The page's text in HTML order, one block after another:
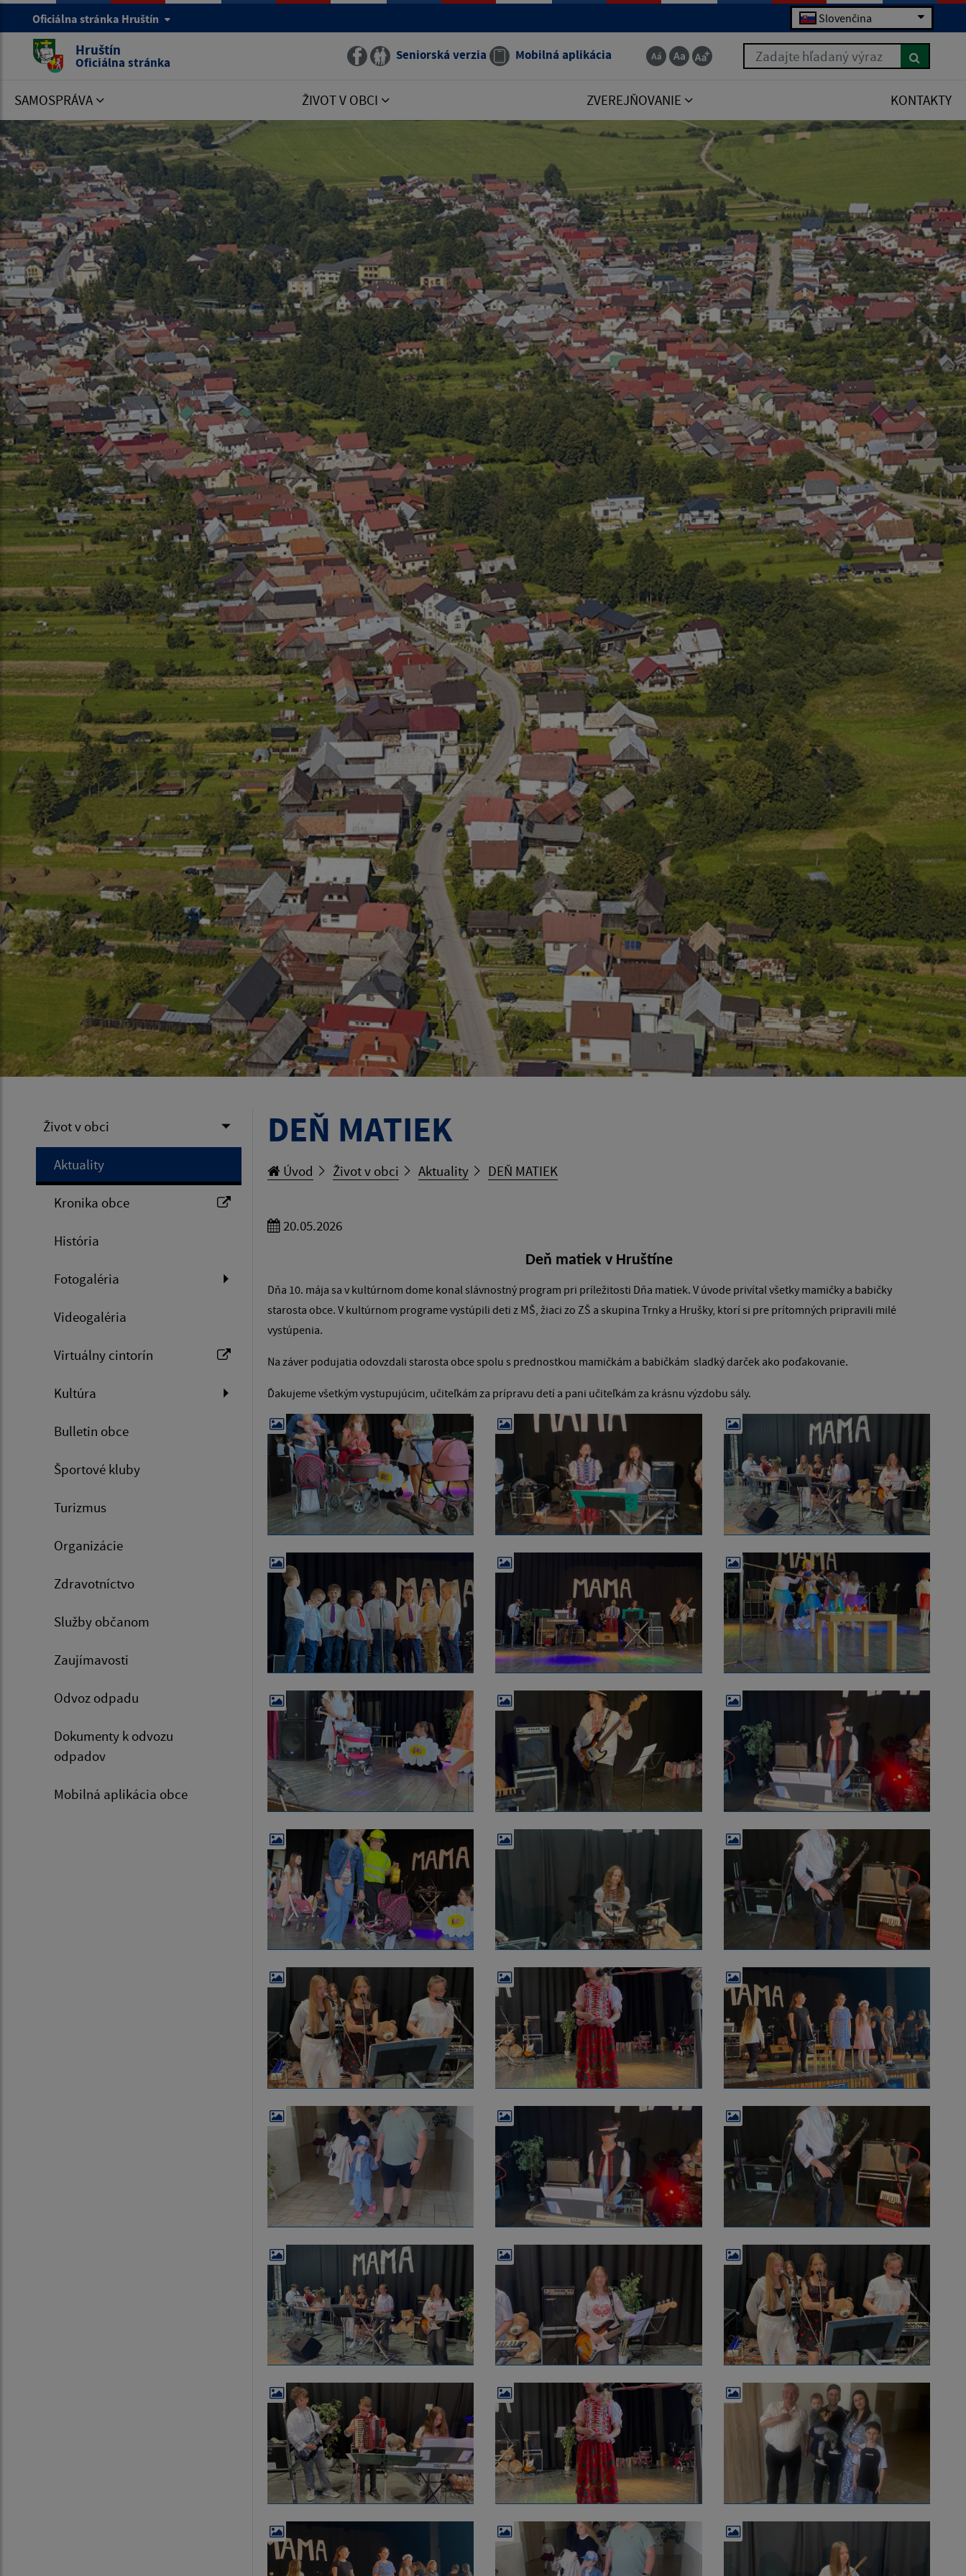
Oficiálna stránka Hruštín Slovenčina
Hruštín
Oficiálna stránka Seniorská verzia Mobilná aplikácia Zadajte hľadaný výraz
SAMOSPRÁVA ŽIVOT V OBCI ZVEREJŇOVANIE KONTAKTY
Život v obci
Aktuality
Kronika obce
História
Fotogaléria
Videogaléria
Virtuálny cintorín
Kultúra
Bulletin obce
Športové kluby
Turizmus
Organizácie
Zdravotníctvo
Služby občanom
Zaujímavosti
Odvoz odpadu
Dokumenty k odvozu
odpadov
Mobilná aplikácia obce
DEŇ MATIEK
Úvod Život v obci Aktuality DEŇ MATIEK
20.05.2026
Deň matiek v Hruštíne
Dňa 10. mája sa v kultúrnom dome konal slávnostný program pri príležitosti Dňa matiek. V úvode privítal všetky mamičky a babičky
starosta obce. V kultúrnom programe vystúpili deti z MŠ, žiaci zo ZŠ a skupina Trnky a Hrušky, ktorí si pre prítomných pripravili milé
vystúpenia.
Na záver podujatia odovzdali starosta obce spolu s prednostkou mamičkám a babičkám sladký darček ako poďakovanie.
Ďakujeme všetkým vystupujúcim, učiteľkám za prípravu detí a pani učiteľkám za krásnu výzdobu sály.